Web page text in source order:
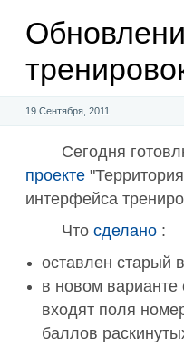
19 Сентября, 2011
Сегодня
проекте
интерфейса
Что сделано :
оставлен старый
в новом варианте
входят поля
баллов